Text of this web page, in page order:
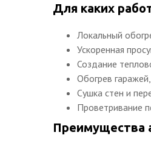
Для каких
Локальный
Ускоренная
Создание
Обогрев
Сушка стен и
Проветривание
Преимущества